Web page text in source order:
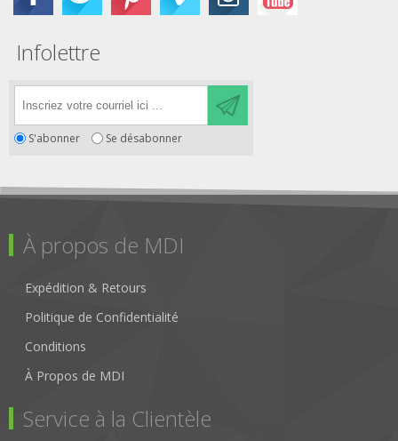
Infolettre
S'abonner Se désabonner
À propos de MDI
Expédition & Retours
Politique de Confidentialité
Conditions
À Propos de MDI
Service à la Clientèle